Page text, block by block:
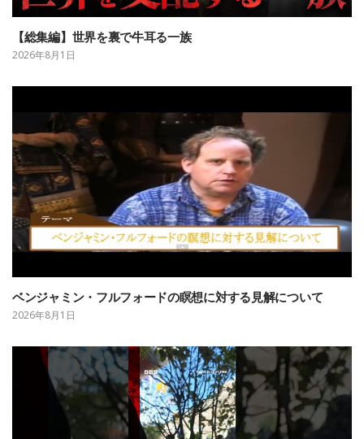
【総集編】世界を裏で牛耳る一族
2026年8月1日
ベンジャミン・フルフォードの瞑想に対する見解について
2026年8月1日